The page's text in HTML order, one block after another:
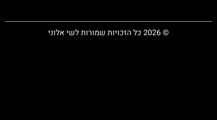
© 2026 כל הזכויות שמורות לשי אלוני